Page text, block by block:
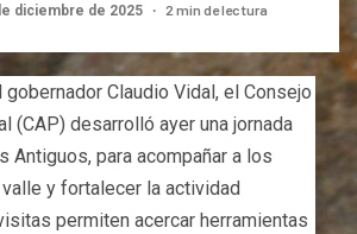
diciembre de 2025 2 min de lectura
Claudio Vidal, el Consejo
(CAP) desarrolló ayer una jornada
Antiguos, para acompañar a los
y fortalecer la actividad
permiten acercar herramientas